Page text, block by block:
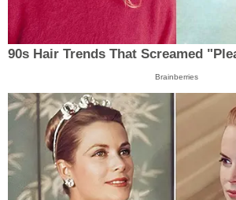
90s Hair Trends That Screamed
Brainberries